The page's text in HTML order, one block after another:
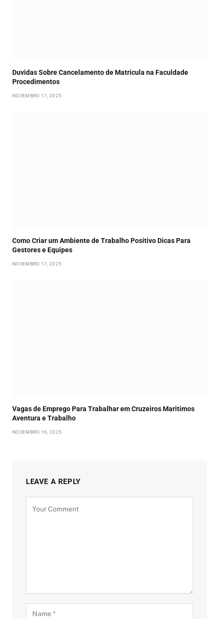
Duvidas Sobre Cancelamento de Matricula na Faculdade
Procedimentos
NOVEMBRO 17, 2025
Como Criar um Ambiente de Trabalho Positivo Dicas Para
Gestores e Equipes
NOVEMBRO 17, 2025
Vagas de Emprego Para Trabalhar em Cruzeiros Maritimos
Aventura e Trabalho
NOVEMBRO 16, 2025
LEAVE A REPLY